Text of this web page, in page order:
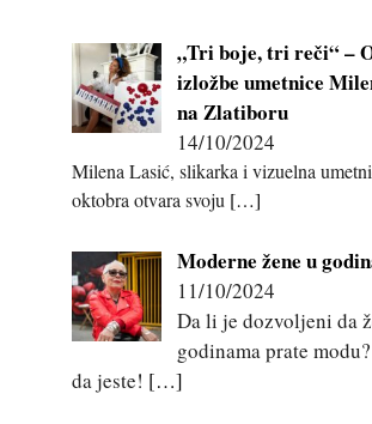
„Tri boje, tri reči“ –
izložbe umetnice
na Zlatiboru
14/10/2024
Milena Lasić, slikarka i vizuelna
oktobra otvara svoju […]
Moderne žene u
11/10/2024
Da li je dozvoljeni da
godinama prate
da jeste! […]